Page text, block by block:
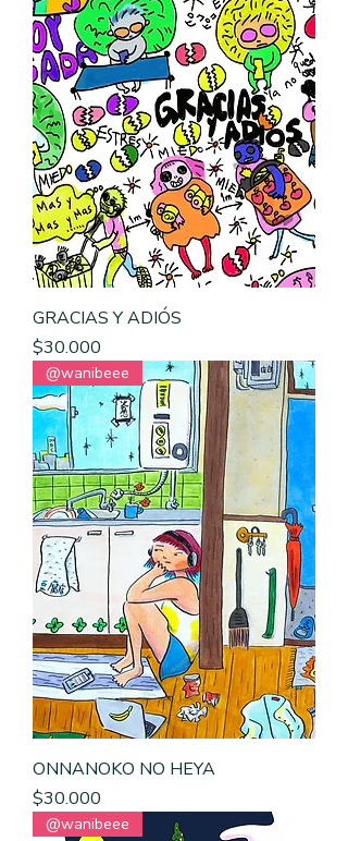
GRACIAS Y ADIÓS
Precio
$30.000
@wanibeee
ONNANOKO NO HEYA
Precio
$30.000
@wanibeee